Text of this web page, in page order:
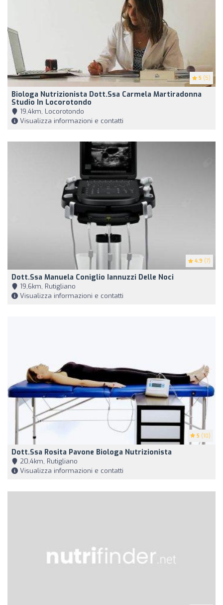
5 (5)
Biologa Nutrizionista Dott.ssa Carmela Martiradonna
Studio In Locorotondo
19,4km, Locorotondo
Visualizza informazioni e contatti
4.9 (7)
Dott.ssa Manuela Coniglio Iannuzzi Delle Noci
19,6km, Rutigliano
Visualizza informazioni e contatti
5 (10)
Dott.ssa Rosita Pavone Biologa Nutrizionista
20,4km, Rutigliano
Visualizza informazioni e contatti